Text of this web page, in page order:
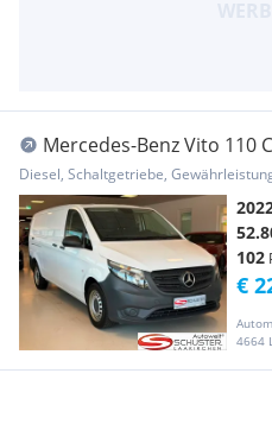
Mercedes-Benz Vito 110
Transporter / Kastenwagen
Diesel, Schaltgetriebe,
102
4664
€